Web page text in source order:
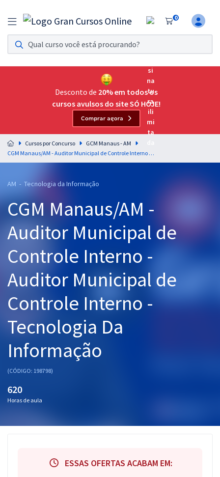
0
Assinatura Ilimitada 11
Acesso a todos os cursos. Teste grátis por 7 dias!
Assinatura OAB Até Passar
Acesso ilimitado a toda preparação para o Exame da
Residências Multiprofissionais
Preparação completa e intensiva para as principais
residências em saúde do Brasil
Cursos 20% OFF
Pós
Graduação
OAB
Questões grátis
Conteúdo gratuito
Desconto de 20% em todos os
cursos avulsos do site SÓ HOJE!
Comprar agora
Cursos por Concurso
GCM Manaus - AM
CGM Manaus/AM - Auditor Municipal de Controle Interno - Auditor Municipal de Controle Interno - Tecnologia Da Informação
AM - Tecnologia da Informação
CGM Manaus/AM -
Auditor Municipal de
Controle Interno -
Auditor Municipal de
Controle Interno -
Tecnologia Da
Informação
(CÓDIGO: 198798)
620
Horas de aula
ESSAS OFERTAS ACABAM EM: